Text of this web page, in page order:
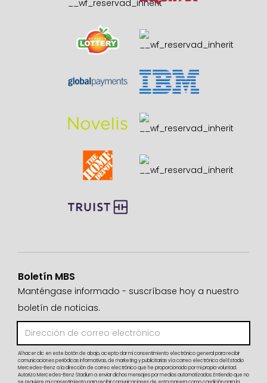
Boletín MBS
Manténgase informado - suscríbase hoy a nuestro
boletín de noticias.
Al hacer clic en este botón de abajo, acepto dar mi consentimiento electrónico general para recibir
comunicaciones periódicas informativas, de marketing y publicitarias vía correo electrónico del Estadio
Mercedes-Benz a la dirección de correo electrónico que he proporcionado por mi propia voluntad.
Autorizo Mercedes-Benz Stadium a enviar dichos mensajes por medios automatizados. Entiendo que no